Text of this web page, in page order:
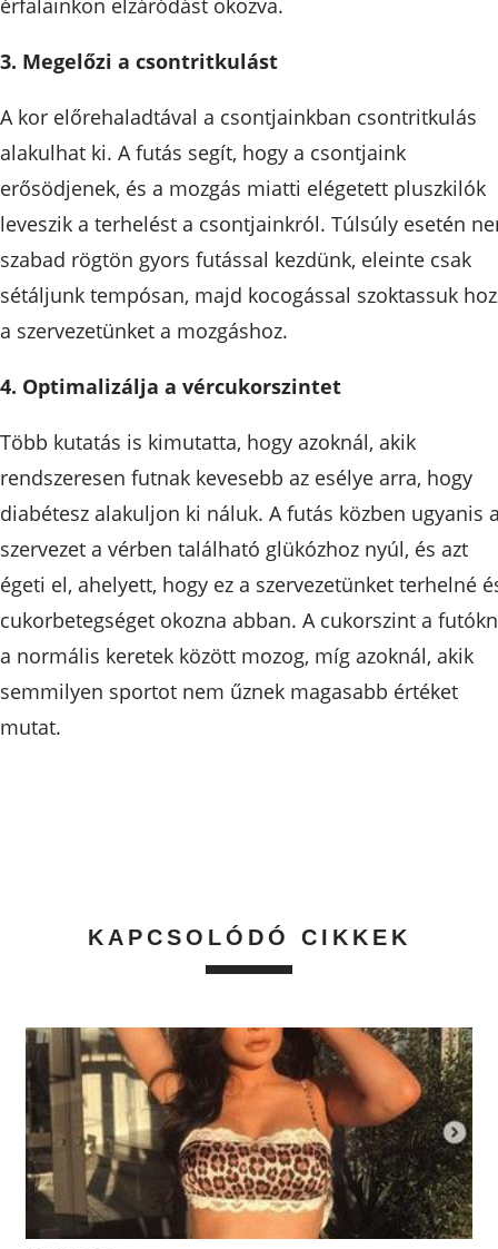
érfalainkon elzáródást okozva.
3. Megelőzi a csontritkulást
A kor előrehaladtával a csontjainkban csontritkulás
alakulhat ki. A futás segít, hogy a csontjaink
erősödjenek, és a mozgás miatti elégetett pluszkilók
leveszik a terhelést a csontjainkról. Túlsúly esetén
szabad rögtön gyors futással kezdünk, eleinte csak
sétáljunk tempósan, majd kocogással szoktassuk
a szervezetünket a mozgáshoz.
4. Optimalizálja a vércukorszintet
Több kutatás is kimutatta, hogy azoknál, akik
rendszeresen futnak kevesebb az esélye arra, hogy
diabétesz alakuljon ki náluk. A futás közben ugyanis
szervezet a vérben található glükózhoz nyúl, és azt
égeti el, ahelyett, hogy ez a szervezetünket terhelné
cukorbetegséget okozna abban. A cukorszint a
a normális keretek között mozog, míg azoknál, akik
semmilyen sportot nem űznek magasabb értéket
mutat.
KAPCSOLÓDÓ CIKKEK